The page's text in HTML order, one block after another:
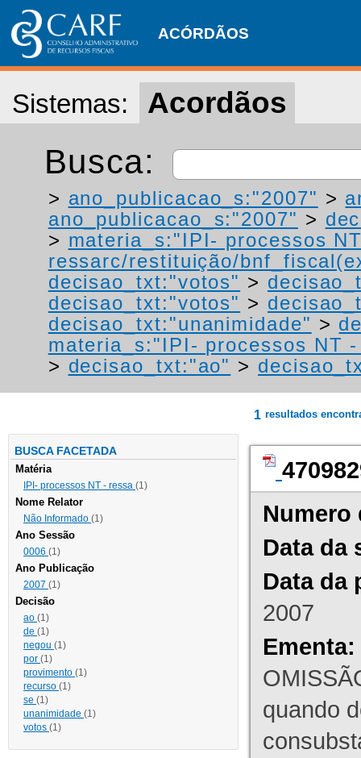
ACÓRDÃOS
Sistemas: Acordãos
Busca:
> ano_publicacao_s:"2007" >
ano_publicacao_s:"2007" >
> materia_s:"IPI- processos
ressarc/restituição/
decisao_txt:"votos" >
decisao_txt:"votos" >
decisao_txt:"unanimidade" >
materia_s:"IPI- processos NT
> decisao_txt:"ao" >
BUSCA FACETADA
Matéria
IPI- processos NT - ressa (1)
Nome Relator
Não Informado (1)
Ano Sessão
0006 (1)
Ano Publicação
2007 (1)
Decisão
ao (1)
de (1)
negou (1)
por (1)
provimento (1)
recurso (1)
se (1)
unanimidade (1)
votos (1)
1 resultados
Numero
Data da
Data da
2007
Ementa:
quando